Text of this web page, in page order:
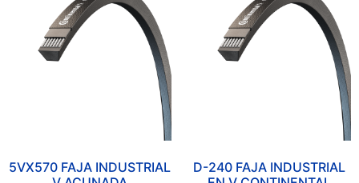
5VX570 FAJA INDUSTRIAL
D-240 FAJA INDUSTRIAL